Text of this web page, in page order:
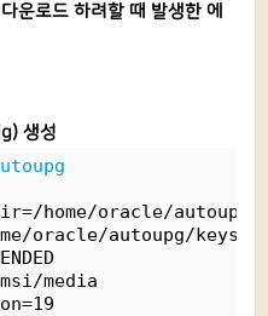
로드 하려할 때 발생한 에
생성
home/oracle/autoupg/
oracle/autoupg/
media